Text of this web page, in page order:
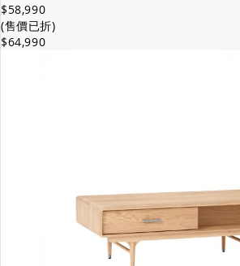
$58,990
(售價已折)
$64,990